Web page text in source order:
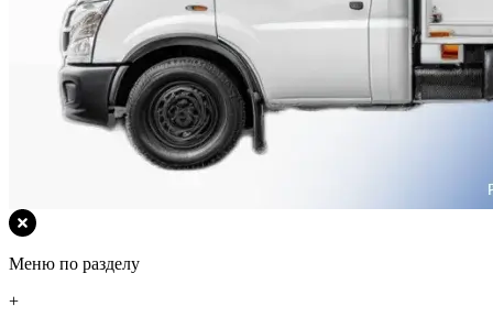
Меню по разделу
+